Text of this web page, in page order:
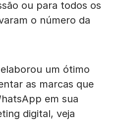
ou para todos os
o número da
elaborou um ótimo
as marcas que
em sua
digital, veja